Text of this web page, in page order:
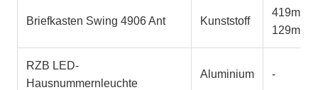
Briefkasten Swing 4906 Ant Kunststoff
419mm
129mm
RZB LED-
Hausnummernleuchte
Aluminium -